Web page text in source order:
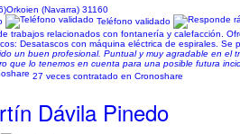
Orkoien (Navarra) 31160
Teléfono validado
trabajos relacionados con fontanería y calefacción.
Desatascos con máquina eléctrica de espirales.
un buen profesional. Puntual y muy agradable en
que lo tenemos en cuenta para una posible futura
27 veces contratado en Cronoshare
Dávila Pinedo